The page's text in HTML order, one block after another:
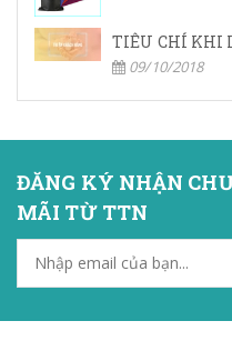
09/10/2018
ĐĂNG KÝ NHẬN
MÃI TỪ TTN